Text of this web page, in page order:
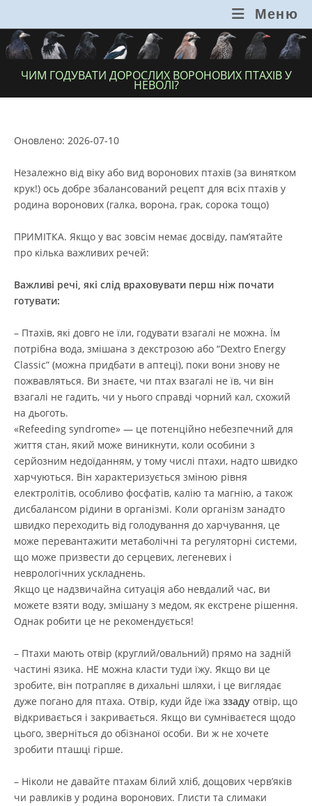
вмісту
Меню
ЧИМ ГОДУВАТИ ДОРОСЛИХ ВОРОНОВИХ ПТАХІВ У
НЕВОЛІ?
Оновлено: 2026-07-10
Незалежно від віку або вид воронових птахів (за винятком
крук!) ось добре збалансований рецепт для всіх птахів у
родина воронових (галка, ворона, грак, сорока тощо)
ПРИМІТКА. Якщо у вас зовсім немає досвіду, пам’ятайте
про кілька важливих речей:
Важливі речі, які слід враховувати перш ніж почати
готувати:
– Птахів, які довго не їли, годувати взагалі не можна. Їм
потрібна вода, змішана з декстрозою або “Dextro Energy
Classic” (можна придбати в аптеці), поки вони знову не
пожвавляться. Ви знаєте, чи птах взагалі не їв, чи він
взагалі не гадить, чи у нього справді чорний кал, схожий
на дьоготь.
«Refeeding syndrome» — це потенційно небезпечний для
життя стан, який може виникнути, коли особини з
серйозним недоїданням, у тому числі птахи, надто швидко
харчуються. Він характеризується зміною рівня
електролітів, особливо фосфатів, калію та магнію, а також
дисбалансом рідини в організмі. Коли організм занадто
швидко переходить від голодування до харчування, це
може перевантажити метаболічні та регуляторні системи,
що може призвести до серцевих, легеневих і
неврологічних ускладнень.
Якщо це надзвичайна ситуація або невдалий час, ви
можете взяти воду, змішану з медом, як екстрене рішення.
Однак робити це не рекомендується!
– Птахи мають отвір (круглий/овальний) прямо на задній
частині язика. НЕ можна класти туди їжу. Якщо ви це
зробите, він потрапляє в дихальні шляхи, і це виглядає
дуже погано для птаха. Отвір, куди йде їжа ззаду отвір, що
відкривається і закривається. Якщо ви сумніваєтеся щодо
цього, зверніться до обізнаної особи. Ви ж не хочете
зробити пташці гірше.
– Ніколи не давайте птахам білий хліб, дощових черв’яків
чи равликів у родина воронових. Глисти та слимаки